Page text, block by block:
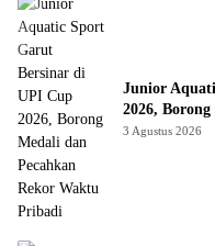
Junior
2026,
Pribadi
3 Agustus 2026